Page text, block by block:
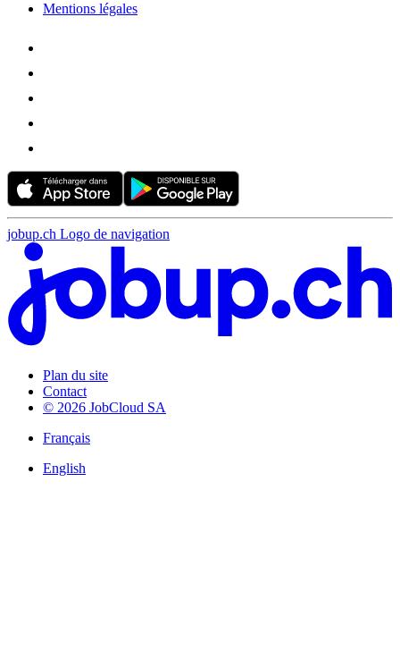
Mentions légales
jobup.ch Logo de navigation
Plan du site
Contact
© 2026 JobCloud SA
Français
English